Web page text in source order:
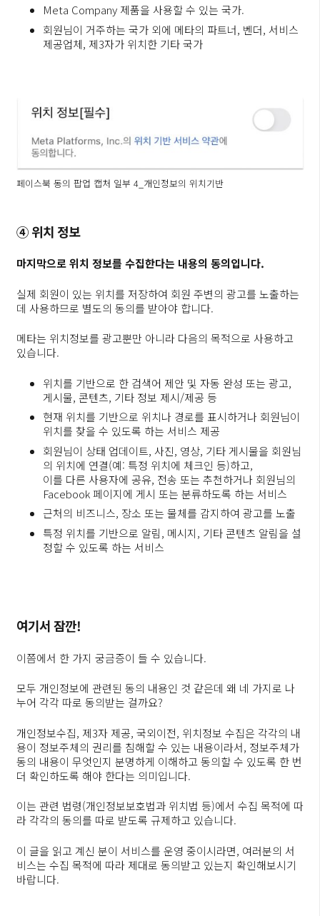
Meta Company 제품을 사용할 수 있는 국가.
회원님이 거주하는 국가 외에 메타의 파트너, 벤더, 서비스
제공업체, 제3자가 위치한 기타 국가
페이스북 동의 팝업 캡처 일부 4_개인정보의 위치기반
④ 위치 정보
마지막으로 위치 정보를 수집한다는 내용의 동의입니다.
실제 회원이 있는 위치를 저장하여 회원 주변의 광고를 노출하는
데 사용하므로 별도의 동의를 받아야 합니다.
메타는 위치정보를 광고뿐만 아니라 다음의 목적으로 사용하고
있습니다.
위치를 기반으로 한 검색어 제안 및 자동 완성 또는 광고,
게시물, 콘텐츠, 기타 정보 제시/제공 등
현재 위치를 기반으로 위치나 경로를 표시하거나 회원님이
위치를 찾을 수 있도록 하는 서비스 제공
회원님이 상태 업데이트, 사진, 영상, 기타 게시물을 회원님
의 위치에 연결(예: 특정 위치에 체크인 등)하고,
이를 다른 사용자에 공유, 전송 또는 추천하거나 회원님의
Facebook 페이지에 게시 또는 분류하도록 하는 서비스
근처의 비즈니스, 장소 또는 물체를 감지하여 광고를 노출
특정 위치를 기반으로 알림, 메시지, 기타 콘텐츠 알림을 설
정할 수 있도록 하는 서비스
여기서 잠깐!
이쯤에서 한 가지 궁금증이 들 수 있습니다.
모두 개인정보에 관련된 동의 내용인 것 같은데 왜 네 가지로 나
누어 각각 따로 동의받는 걸까요?
개인정보수집, 제3자 제공, 국외이전, 위치정보 수집은 각각의 내
용이 정보주체의 권리를 침해할 수 있는 내용이라서, 정보주체가
동의 내용이 무엇인지 분명하게 이해하고 동의할 수 있도록 한 번
더 확인하도록 해야 한다는 의미입니다.
이는 관련 법령(개인정보보호법과 위치법 등)에서 수집 목적에 따
라 각각의 동의를 따로 받도록 규제하고 있습니다.
이 글을 읽고 계신 분이 서비스를 운영 중이시라면, 여러분의 서
비스는 수집 목적에 따라 제대로 동의받고 있는지 확인해보시기
바랍니다.